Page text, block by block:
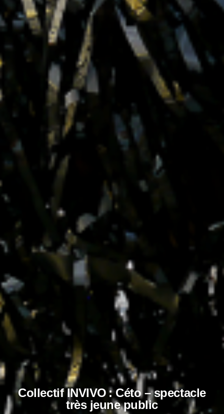
Collectif INVIVO : Céto – spectacle
très jeune public